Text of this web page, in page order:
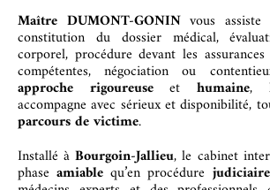
Maître DUMONT-GONINvous assiste
constitution du dossier médical,
corporel, procédure devant les
compétentes, négociation ou
approche rigoureuseethumaine,
accompagne avec sérieux et disponibilité,
parcours de victime.
Installé àBourgoin-Jallieu, le cabinet
phaseamiable qu’en procédure judiciaire